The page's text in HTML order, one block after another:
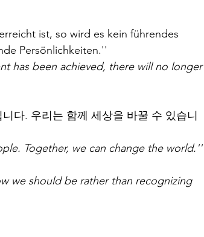
ist, so wird es kein führendes
Persönlichkeiten.''
has been achieved, there will no longer
다. 우리는 함께 세상을 바꿀 수 있습니
Together, we can change the world.''
we should be rather than recognizing